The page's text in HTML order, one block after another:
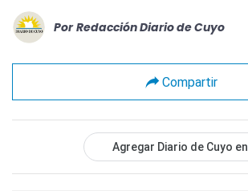
Por Redacción Diario de Cuyo
Compartir
Agregar Diario de Cuyo en